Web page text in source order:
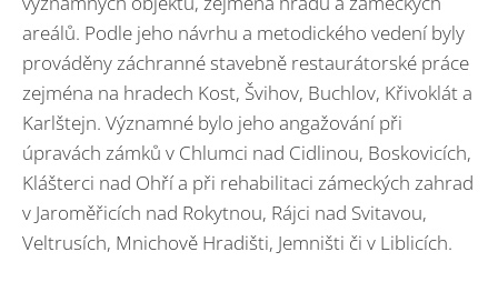
areálů. Podle jeho návrhu a metodického vedení byly
prováděny záchranné stavebně restaurátorské práce
zejména na hradech Kost, Švihov, Buchlov, Křivoklát a
Karlštejn. Významné bylo jeho angažování při
úpravách zámků v Chlumci nad Cidlinou, Boskovicích,
Klášterci nad Ohří a při rehabilitaci zámeckých zahrad
v Jaroměřicích nad Rokytnou, Rájci nad Svitavou,
Veltrusích, Mnichově Hradišti, Jemništi či v Liblicích.